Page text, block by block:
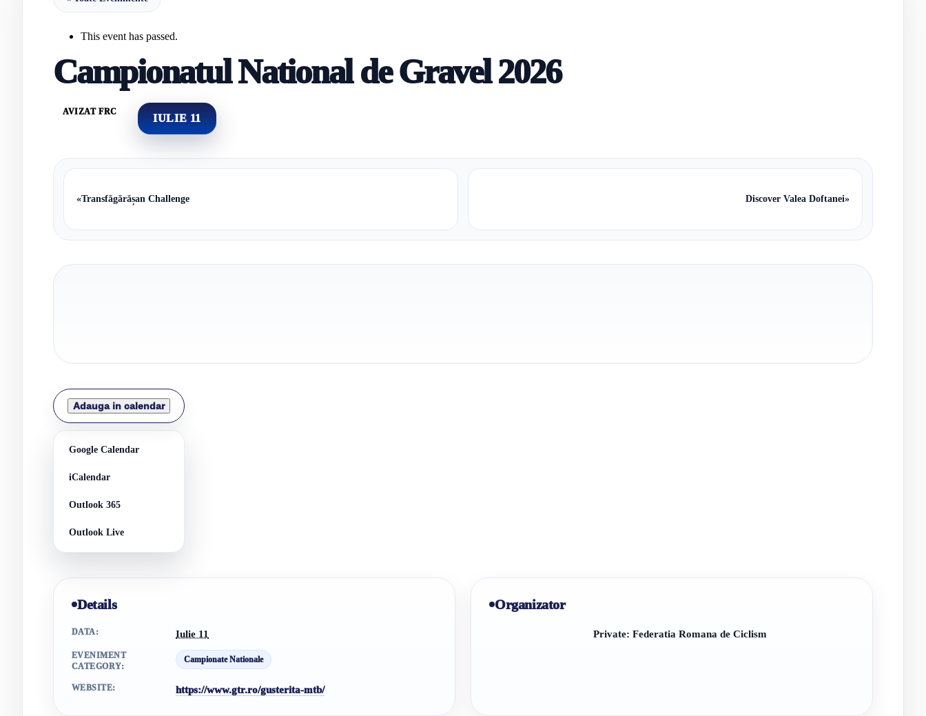
This event has passed.
Campionatul National de Gravel 2026
AVIZAT FRC
IULIE 11
«Transfăgărășan Challenge Discover Valea Doftanei»
Adauga in calendar
Google Calendar
iCalendar
Outlook 365
Outlook Live
Details
DATA: Iulie 11
EVENIMENT
CATEGORY:
Campionate Nationale
WEBSITE: https://www.gtr.ro/gusterita-mtb/
Organizator
Private: Federatia Romana de Ciclism